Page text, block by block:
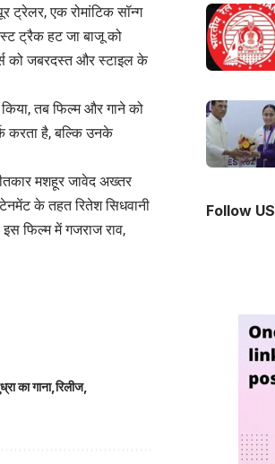
एक रोमांटिक सॉन्ग
ट्रैक हट जा बाजू को
को जबरदस्त और स्टाइल के
तब फिल्म और गाने को
करता है, बल्कि उनके
मशहूर जावेद अख्तर
के तहत रितेश सिधवानी
इस फिल्म में गजराज राव,
का गाना रिलीज
Follow US